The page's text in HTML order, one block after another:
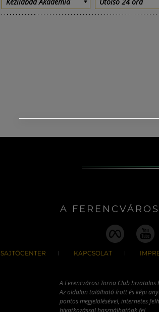
A
SAJTÓCENTER KAPCSOLAT
A Ferencvárosi Torna Club hivatalos
Az oldalon található írott és képi
pontos megjelölésével, internetes
hivatkozással használhatóak fel.